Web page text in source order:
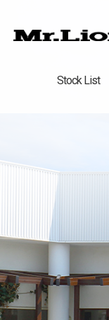
Stock List
在庫車情報